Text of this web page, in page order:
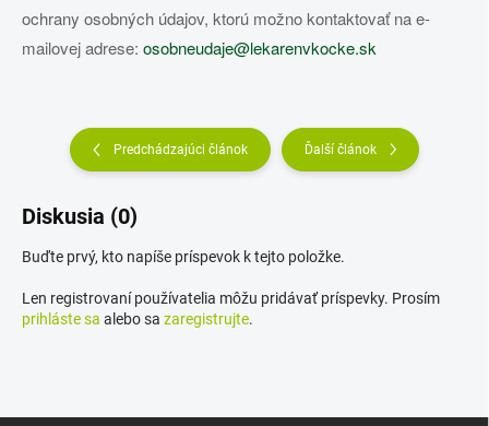
ochrany osobných údajov, ktorú možno kontaktovať na e-
mailovej adrese: osobneudaje@lekarenvkocke.sk
Predchádzajúci článok Ďalší článok
Diskusia (0)
Buďte prvý, kto napíše príspevok k tejto položke.
Len registrovaní používatelia môžu pridávať príspevky. Prosím
prihláste sa alebo sa zaregistrujte.